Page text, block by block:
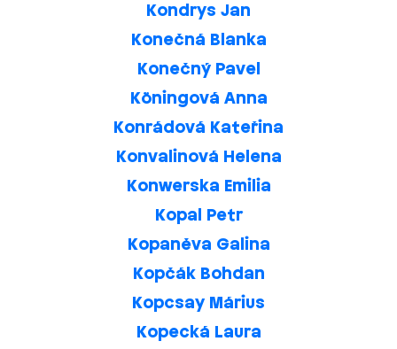
Kondrys Jan
Konečná Blanka
Konečný Pavel
Köningová Anna
Konrádová Kateřina
Konvalinová Helena
Konwerska Emilia
Kopal Petr
Kopaněva Galina
Kopčák Bohdan
Kopcsay Márius
Kopecká Laura